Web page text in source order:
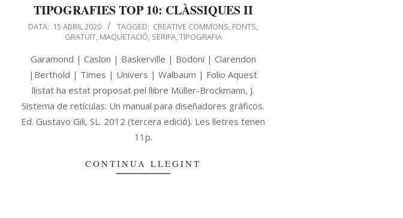
TIPOGRAFIES TOP 10: CLÀSSIQUES II
DATA: 15 ABRIL 2020 TAGGED: CREATIVE COMMONS FONTS
GRATUÏT, MAQUETACIÓ SERIFA, TIPOGRAFIA
Garamond | Caslon | Baskerville | Bodoni | Clarendon
|Berthold | Times | Univers | Walbaum | Folio Aquest
llistat ha estat proposat pel llibre Müller-Brockmann, J.
Sistema de retículas: Un manual para diseñadores gráficos.
Ed. Gustavo Gili, SL. 2012 (tercera edició). Les lletres tenen
11p.
CONTINUA LLEGINT